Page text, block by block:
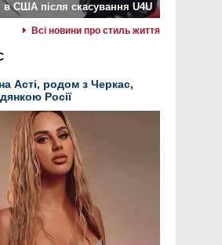
в США після скасування U4U
Всі новини про стиль життя
Асті, родом з Черкас,
Росії